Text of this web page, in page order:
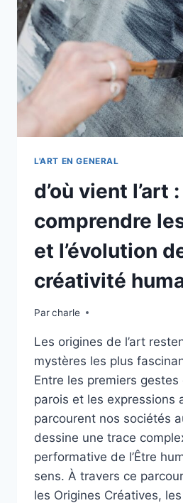
PERCEPTION
MONDE
L'ART EN GENERAL
d’où vient l’art :
comprendre
et l’évolution
créativité
Parcharle
Les origines de l’art
mystères les plus
Entre les premiers
parois et les expressions
parcourent nos sociétés
dessine une trace
performative de l’Être
sens. À travers ce
les Origines Créatives,